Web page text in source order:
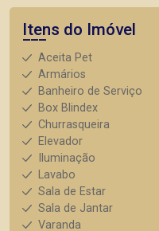
Itens do Imóvel
Aceita Pet
Armários
Banheiro de Serviço
Box Blindex
Churrasqueira
Elevador
Iluminação
Lavabo
Sala de Estar
Sala de Jantar
Varanda